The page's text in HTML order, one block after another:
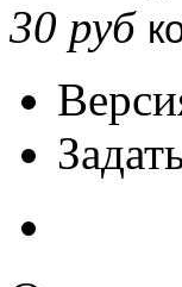
30 руб